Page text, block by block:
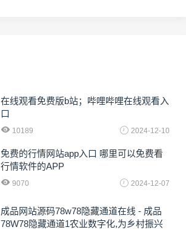
在线观看免费版b站；哔哩哔哩在线观看入
口
10189 2024-12-10
免费的行情网站app入口 哪里可以免费看
行情软件的APP
9070 2024-12-07
成品网站源码78w78隐藏通道在线 - 成品
78W78隐藏通道1农业数字化,为乡村振兴